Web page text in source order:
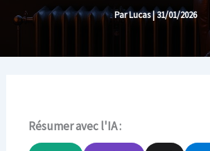
ParLucas|31/01/2026
Résumer avec l'IA :